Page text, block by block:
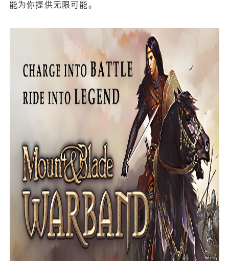
能为你提供无限可能。